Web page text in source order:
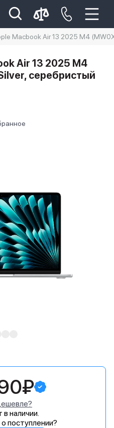
14
Macbook Air 13 2025 M4
Air 13 2025 M4
серебристый
в наличии.
поступлении?